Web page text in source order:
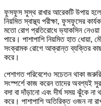
ফুসফুস সুস্থ রাখার আরেকটি উপায়
নিয়মিত স্বাস্থ্য পরীক্ষা, ফুসফুসের
মতো রোগ প্রতিরোধে ভ্যাকসিন
পারে। পাশাপাশি নিয়মিত হাত ধোয়া,
সংক্রামক রোগে আক্রান্ত ব্যক্তির
করে।
পেশাগত পরিবেশেও সচেতন থাকা
সংস্পর্শে কাজ করেন তাদের অবশ্যই
বসা বা দাঁড়ানো এবং দীর্ঘ সময় ঝুঁকে
করে। পাশাপাশি অতিরিক্ত ওজন না